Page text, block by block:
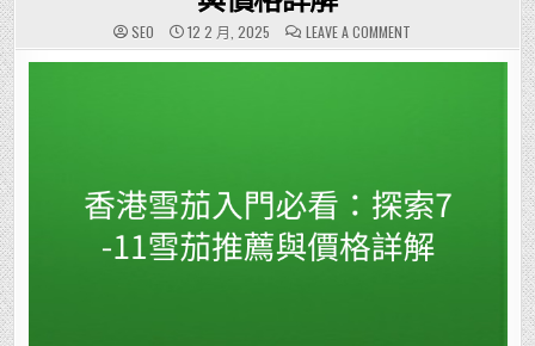
SEO 12 2 月, 2025 LEAVE A COMMENTON
香
港
7-
11
雪
茄
推
薦